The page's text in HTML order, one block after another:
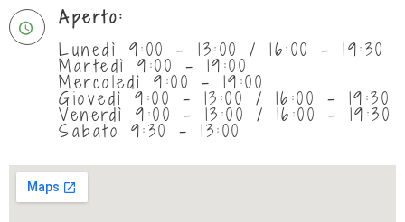
Aperto:
Lunedì 9:00 - 13:00 / 16:00 - 19:30
Martedì 9:00 - 19:00
Mercoledì 9:00 - 19:00
Giovedì 9:00 - 13:00 / 16:00 - 19:30
Venerdì 9:00 - 13:00 / 16:00 - 19:30
Sabato 9:30 - 13:00